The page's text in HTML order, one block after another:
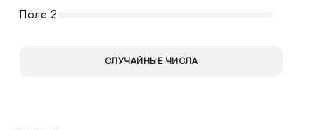
Поле 2
СЛУЧАЙНЫЕ ЧИСЛА